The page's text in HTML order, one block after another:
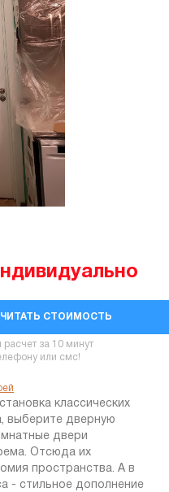
СТОИМОСТЬ
расчет за 10 минут
или смс!
классических
выберите дверную
двери
Отсюда их
пространства. А в
- стильное дополнение